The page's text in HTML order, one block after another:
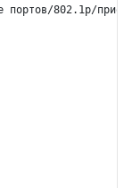
портов/802.1p/